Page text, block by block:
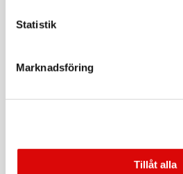
Statistik
Marknadsföring
Tillåt alla